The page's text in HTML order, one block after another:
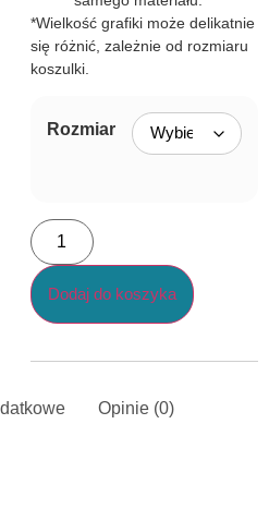
*Wielkość grafiki może delikatnie
się różnić, zależnie od rozmiaru
koszulki.
Rozmiar
Dodaj do koszyka
Opinie (0)